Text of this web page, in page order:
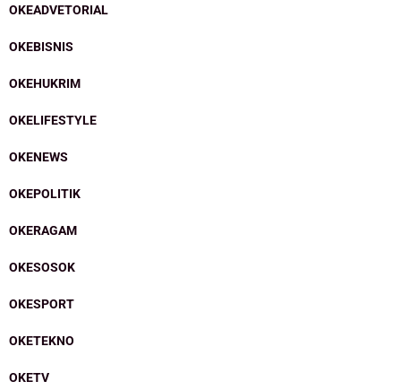
OKEADVETORIAL
OKEBISNIS
OKEHUKRIM
OKELIFESTYLE
OKENEWS
OKEPOLITIK
OKERAGAM
OKESOSOK
OKESPORT
OKETEKNO
OKETV